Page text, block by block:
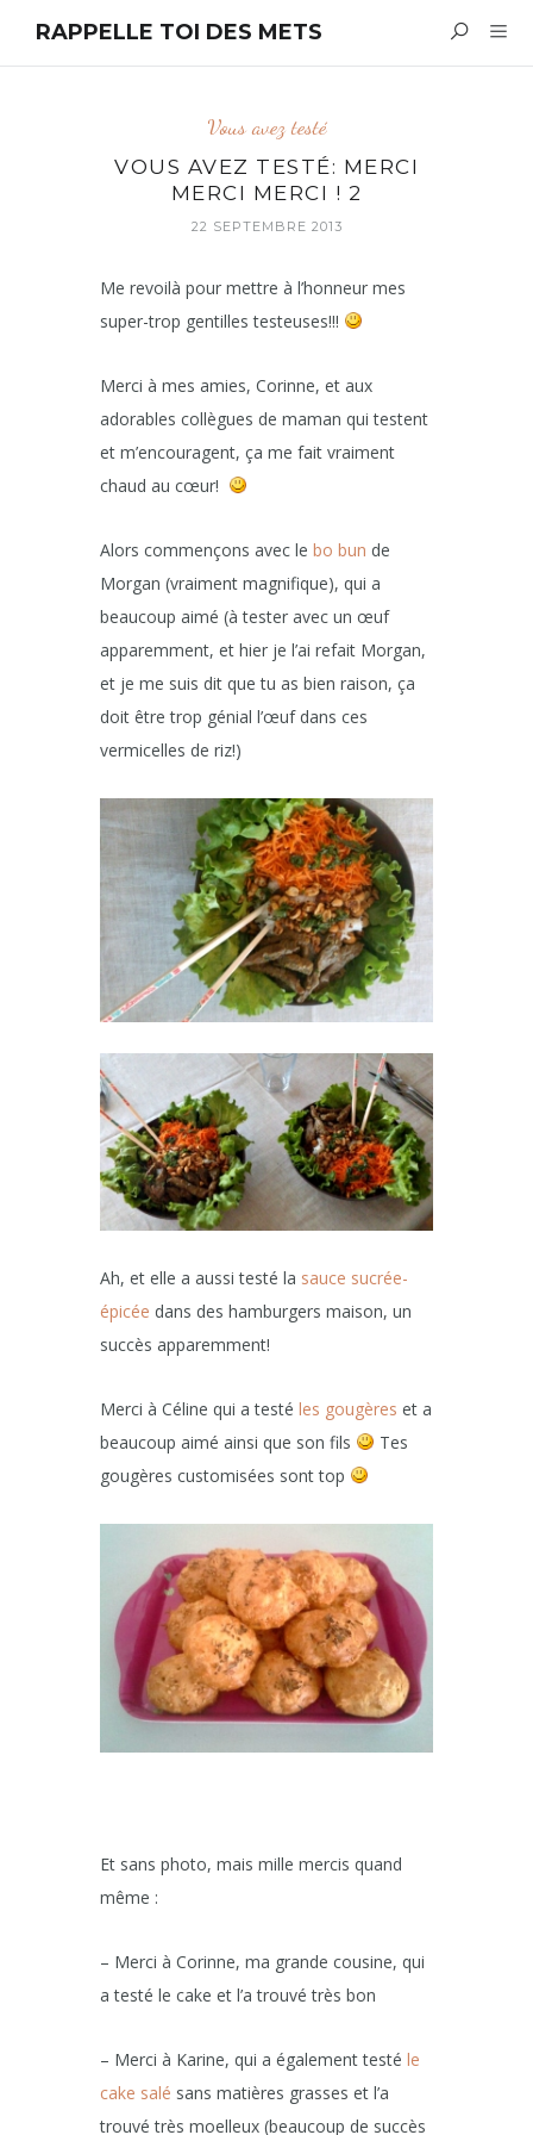
RAPPELLE TOI DES METS
Vous avez testé
VOUS AVEZ TESTÉ: MERCI
MERCI MERCI ! 2
22 SEPTEMBRE 2013
Me revoilà pour mettre à l’honneur mes
super-trop gentilles testeuses!!!
Merci à mes amies, Corinne, et aux
adorables collègues de maman qui testent
et m’encouragent, ça me fait vraiment
chaud au cœur!
Alors commençons avec le bo bun de
Morgan (vraiment magnifique), qui a
beaucoup aimé (à tester avec un œuf
apparemment, et hier je l’ai refait Morgan,
et je me suis dit que tu as bien raison, ça
doit être trop génial l’œuf dans ces
vermicelles de riz!)
Ah, et elle a aussi testé la sauce sucrée-
épicée dans des hamburgers maison, un
succès apparemment!
Merci à Céline qui a testé les gougères et a
beaucoup aimé ainsi que son fils
Tes
gougères customisées sont top
Et sans photo, mais mille mercis quand
même :
– Merci à Corinne, ma grande cousine, qui
a testé le cake et l’a trouvé très bon
– Merci à Karine, qui a également testé le
cake salé sans matières grasses et l’a
trouvé très moelleux (beaucoup de succès